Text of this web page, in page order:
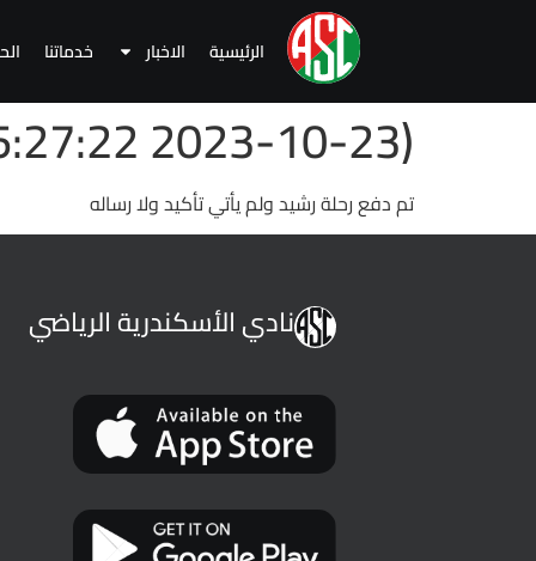
الرئيسية الاخبار خدماتنا
(2023-10-23 15:27:22 )
تم دفع رحلة رشيد ولم يأتي تأكيد ولا رساله
نادي الأسكندرية الرياضي